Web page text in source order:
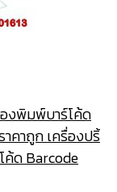
งพิมพ์บาร์โค้ด
คาถูก เครื่องปริ้
ค้ด Barcode